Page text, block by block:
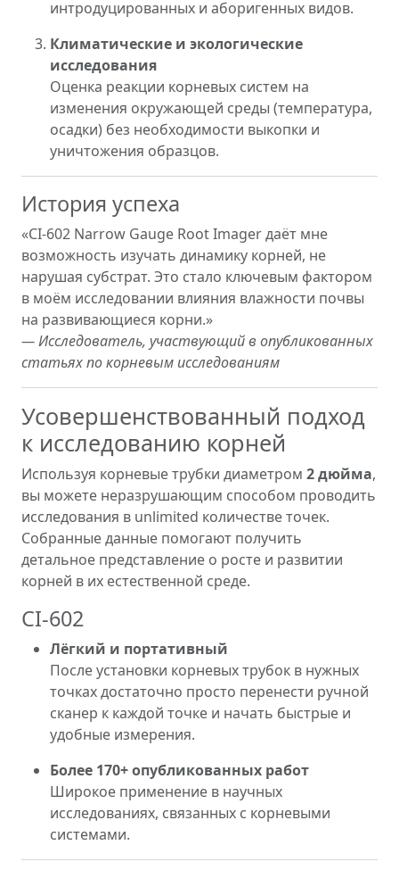
интродуцированных и аборигенных видов.
Климатические и экологические
исследования
Оценка реакции корневых систем на
изменения окружающей среды (температура,
осадки) без необходимости выкопки и
уничтожения образцов.
История успеха
«CI-602 Narrow Gauge Root Imager даёт мне
возможность изучать динамику корней, не
нарушая субстрат. Это стало ключевым фактором
в моём исследовании влияния влажности почвы
на развивающиеся корни.»
— Исследователь, участвующий в опубликованных
статьях по корневым исследованиям
Усовершенствованный подход
к исследованию корней
Используя корневые трубки диаметром 2 дюйма,
вы можете неразрушающим способом проводить
исследования в unlimited количестве точек.
Собранные данные помогают получить
детальное представление о росте и развитии
корней в их естественной среде.
CI-602
Лёгкий и портативный
После установки корневых трубок в нужных
точках достаточно просто перенести ручной
сканер к каждой точке и начать быстрые и
удобные измерения.
Более 170+ опубликованных работ
Широкое применение в научных
исследованиях, связанных с корневыми
системами.